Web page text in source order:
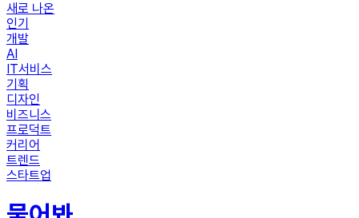
새로 나온
인기
개발
AI
IT서비스
기획
디자인
비즈니스
프로덕트
커리어
트렌드
스타트업